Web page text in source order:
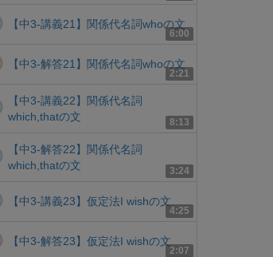
6:00
【中3-講義21】関係代名詞whoの文
2:21
【中3-解答21】関係代名詞whoの文
8:13
【中3-講義22】関係代名詞
which,thatの文
3:24
【中3-解答22】関係代名詞
which,thatの文
4:25
【中3-講義23】仮定法I wishの文
2:07
【中3-解答23】仮定法I wishの文